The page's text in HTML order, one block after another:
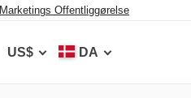
Marketings Offentliggørelse
US$ DA